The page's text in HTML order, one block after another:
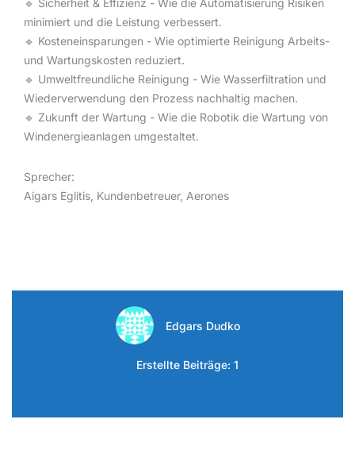
🔹 Sicherheit & Effizienz - Wie die Automatisierung Risiken
minimiert und die Leistung verbessert.
🔹 Kosteneinsparungen - Wie optimierte Reinigung Arbeits-
und Wartungskosten reduziert.
🔹 Umweltfreundliche Reinigung - Wie Wasserfiltration und
Wiederverwendung den Prozess nachhaltig machen.
🔹 Zukunft der Wartung - Wie die Robotik die Wartung von
Windenergieanlagen umgestaltet.
Sprecher:
Aigars Eglitis, Kundenbetreuer, Aerones
Edgars Dudko
Erstellte Beiträge: 1